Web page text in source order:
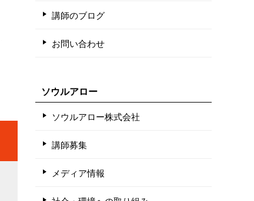
講師のブログ
お問い合わせ
ソウルアロー
ソウルアロー株式会社
講師募集
メディア情報